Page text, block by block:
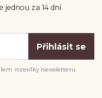
jednou za 14 dní.
Přihlásit se
rozesílky newsletteru.